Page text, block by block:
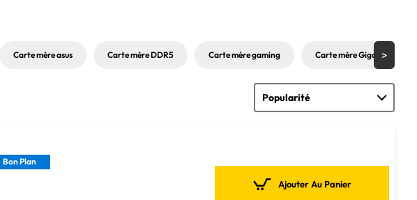
Carte mère asus Carte mère DDR5 Carte mère gaming Carte mère Gigabyte
Bon Plan
Ajouter Au Panier